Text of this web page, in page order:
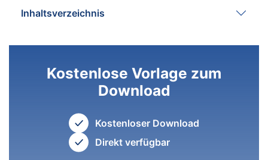
Inhaltsverzeichnis
Kostenlose Vorlage zum
Download
Kostenloser Download
Direkt verfügbar